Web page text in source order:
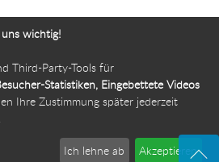
wichtig!
Third-Party-Tools für
Statistiken, Eingebettete Videos
Ihre Zustimmung später jederzeit
Ich lehne ab Akzeptieren